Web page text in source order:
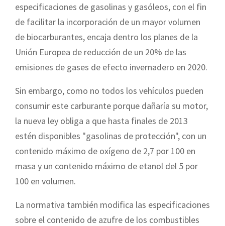
especificaciones de gasolinas y gasóleos, con el fin
de facilitar la incorporación de un mayor volumen
de biocarburantes, encaja dentro los planes de la
Unión Europea de reducción de un 20% de las
emisiones de gases de efecto invernadero en 2020.
Sin embargo, como no todos los vehículos pueden
consumir este carburante porque dañaría su motor,
la nueva ley obliga a que hasta finales de 2013
estén disponibles "gasolinas de protección", con un
contenido máximo de oxígeno de 2,7 por 100 en
masa y un contenido máximo de etanol del 5 por
100 en volumen.
La normativa también modifica las especificaciones
sobre el contenido de azufre de los combustibles